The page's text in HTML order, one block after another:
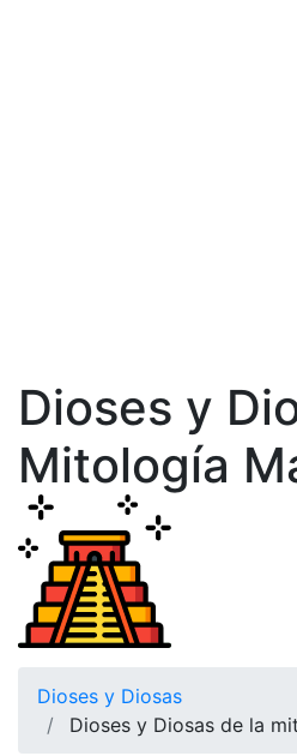
Dioses y
Mitología
Dioses y Diosas
Dioses y Diosas de la